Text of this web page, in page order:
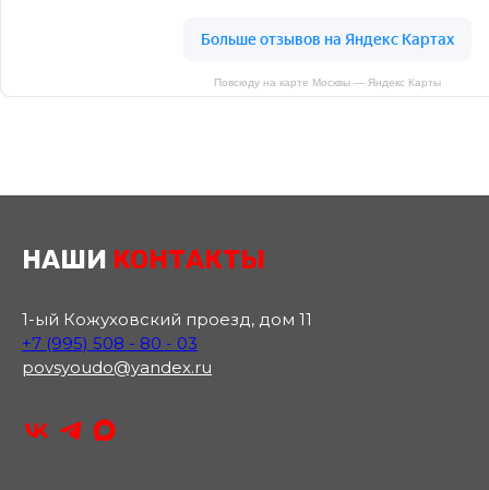
Повсюду на карте Москвы — Яндекс Карты
НАШИ КОНТАКТЫ
1-ый Кожуховский проезд, дом 11
+7 (995) 508 - 80 - 03
povsyoudo@yandex.ru